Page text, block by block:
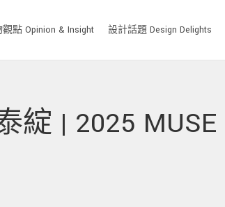
觀點 Opinion & Insight 設計話題 Design Delights
| 2025 MUSE